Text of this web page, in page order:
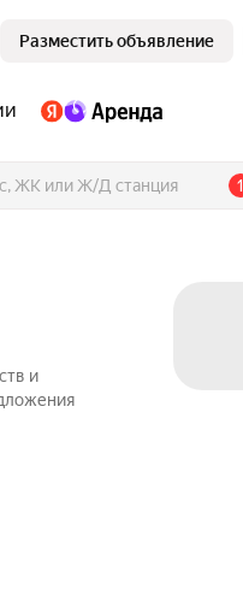
Разместить объявление
1
и